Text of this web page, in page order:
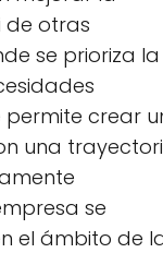
de otras
se prioriza la
crear
una
se
el ámbito de